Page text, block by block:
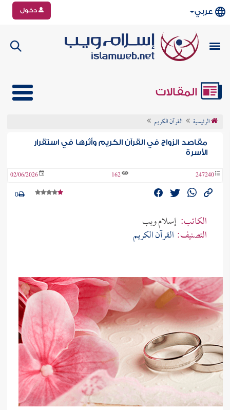
عربي دخول
المقالات
الرئيسية القرآن الكريم
مقاصد الزواج في القرآن الكريم وأثرها في استقرار
الأسرة
247240
162
02/06/2026
0
الكاتب: إسلام ويب
التصنيف: القرآن الكريم